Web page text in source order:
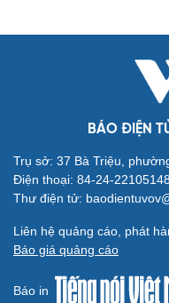
Văn học
Âm nhạc
Di sản
BÁO ĐIỆN
Trụ sở: 37 Bà Triệu,
Điện thoại: 84-24-
Thư điện tử:
Liên hệ quảng cáo, phát
Báo giá quảng cáo
Báo in